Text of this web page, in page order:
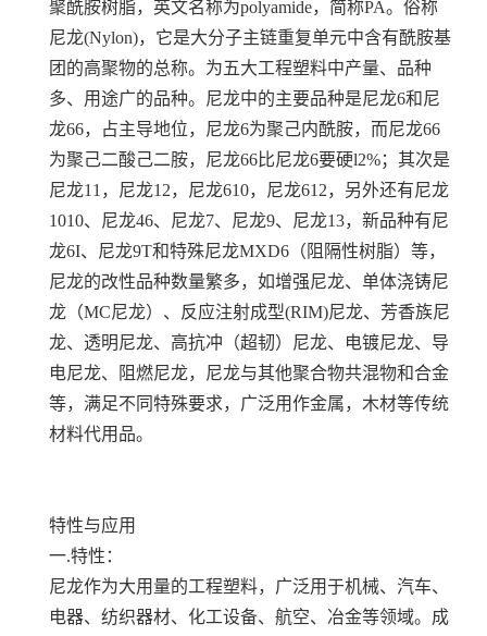
聚酰胺树脂，英文名称为polyamide，简称PA。俗称
尼龙(Nylon)，它是大分子主链重复单元中含有酰胺基
团的高聚物的总称。为五大工程塑料中产量、品种
多、用途广的品种。尼龙中的主要品种是尼龙6和尼
龙66，占主导地位，尼龙6为聚己内酰胺，而尼龙66
为聚己二酸己二胺，尼龙66比尼龙6要硬l2%；其次是
尼龙11，尼龙12，尼龙610，尼龙612，另外还有尼龙
1010、尼龙46、尼龙7、尼龙9、尼龙13，新品种有尼
龙6I、尼龙9T和特殊尼龙MXD6（阻隔性树脂）等，
尼龙的改性品种数量繁多，如增强尼龙、单体浇铸尼
龙（MC尼龙）、反应注射成型(RIM)尼龙、芳香族尼
龙、透明尼龙、高抗冲（超韧）尼龙、电镀尼龙、导
电尼龙、阻燃尼龙，尼龙与其他聚合物共混物和合金
等，满足不同特殊要求，广泛用作金属，木材等传统
材料代用品。
特性与应用
一.特性：
尼龙作为大用量的工程塑料，广泛用于机械、汽车、
电器、纺织器材、化工设备、航空、冶金等领域。成